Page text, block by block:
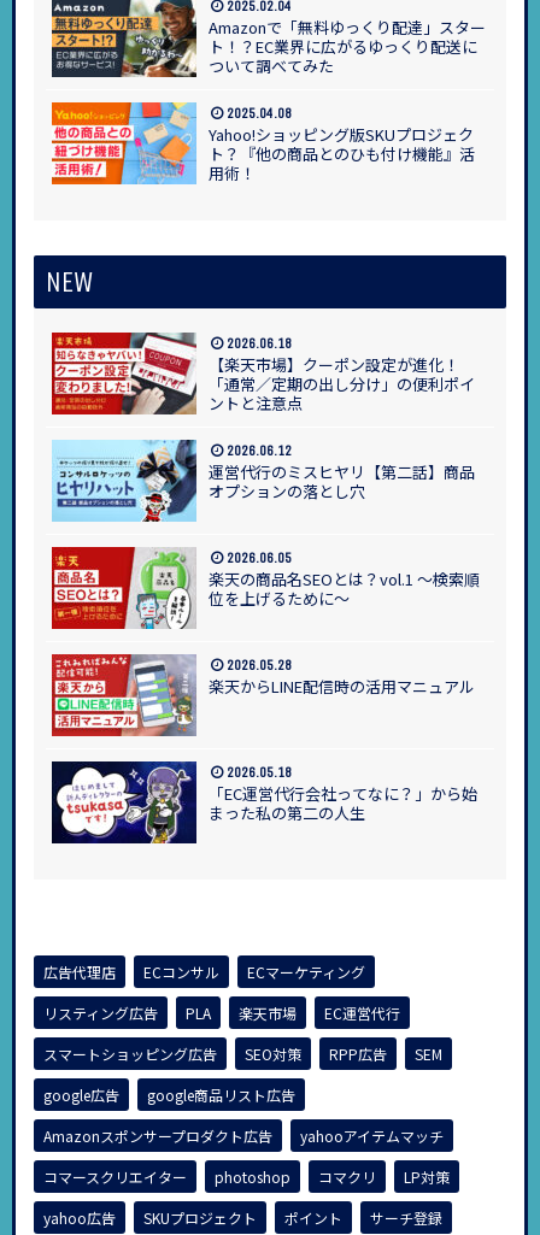
Amazonで「無料ゆっくり配達」スター
ト！？EC業界に広がるゆっくり配送に
ついて調べてみた
2025.02.04
Yahoo!ショッピング版SKUプロジェク
ト？『他の商品とのひも付け機能』活
用術！
2025.04.08
NEW
【楽天市場】クーポン設定が進化！
「通常／定期の出し分け」の便利ポイ
ントと注意点
2026.06.18
運営代行のミスヒヤリ【第二話】商品
オプションの落とし穴
2026.06.12
楽天の商品名SEOとは？vol.1 ～検索順
位を上げるために～
2026.06.05
楽天からLINE配信時の活用マニュアル
2026.05.28
「EC運営代行会社ってなに？」から始
まった私の第二の人生
2026.05.18
広告代理店 ECコンサル
ECマーケティング
リスティング広告
PLA 楽天市場
EC運営代行
スマートショッピング広告
SEO対策 RPP広告
SEM
google広告
google商品リスト広告
Amazonスポンサープロダクト広告
yahooアイテムマッチ
コマースクリエイター
photoshop コマクリ
LP対策
yahoo広告
SKUプロジェクト ポイント
サーチ登録